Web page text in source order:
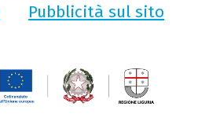
Pubblicità sul sito